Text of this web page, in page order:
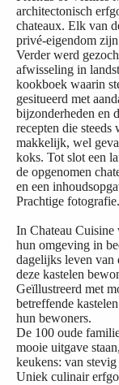
architectonisch
chateaux. Elk van
privé-eigendom
Verder werd
afwisseling in
kookboek waarin
gesitueerd met
bijzonderheden en
recepten die
makkelijk, wel
koks. Tot slot een
de opgenomen
en een
Prachtige fotografie.
In Chateau Cuisine
hun omgeving in
dagelijks leven van
deze kastelen
Geïllustreerd met
betreffende
hun bewoners.
De 100 oude
mooie uitgave
keukens: van
Uniek culinair